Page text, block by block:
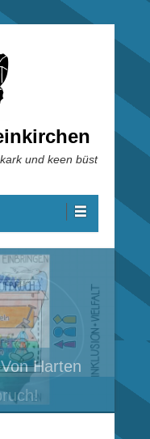
und keen büst
Harten